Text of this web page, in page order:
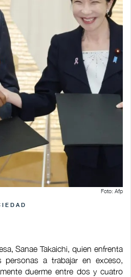
Foto: Afp
Sanae Takaichi, quien enfrenta
a trabajar en exceso,
duerme entre dos y cuatro